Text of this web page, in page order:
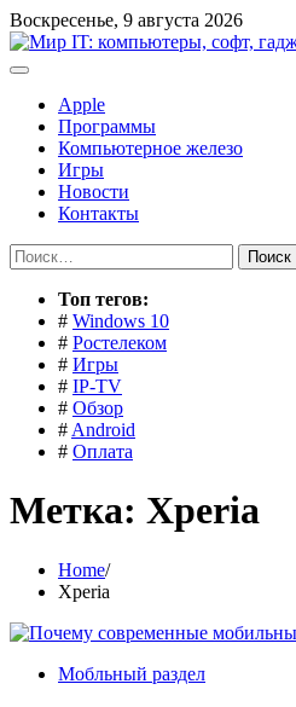
Перейти
к
содержимому
Воскресенье, 9 августа 2026
Apple
Программы
Компьютерное железо
Игры
Новости
Контакты
Найти:
Toп тегов:
# Windows 10
# Ростелеком
# Игры
# IP-TV
# Обзор
# Android
# Оплата
Метка: Xperia
Home
Xperia
Мобльный раздел